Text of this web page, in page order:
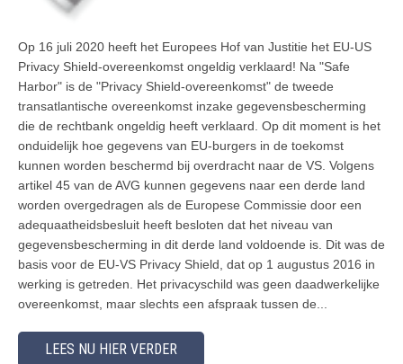
Op 16 juli 2020 heeft het Europees Hof van Justitie het EU-US
Privacy Shield-overeenkomst ongeldig verklaard! Na "Safe
Harbor" is de "Privacy Shield-overeenkomst" de tweede
transatlantische overeenkomst inzake gegevensbescherming
die de rechtbank ongeldig heeft verklaard. Op dit moment is het
onduidelijk hoe gegevens van EU-burgers in de toekomst
kunnen worden beschermd bij overdracht naar de VS. Volgens
artikel 45 van de AVG kunnen gegevens naar een derde land
worden overgedragen als de Europese Commissie door een
adequaatheidsbesluit heeft besloten dat het niveau van
gegevensbescherming in dit derde land voldoende is. Dit was de
basis voor de EU-VS Privacy Shield, dat op 1 augustus 2016 in
werking is getreden. Het privacyschild was geen daadwerkelijke
overeenkomst, maar slechts een afspraak tussen de...
LEES NU HIER VERDER